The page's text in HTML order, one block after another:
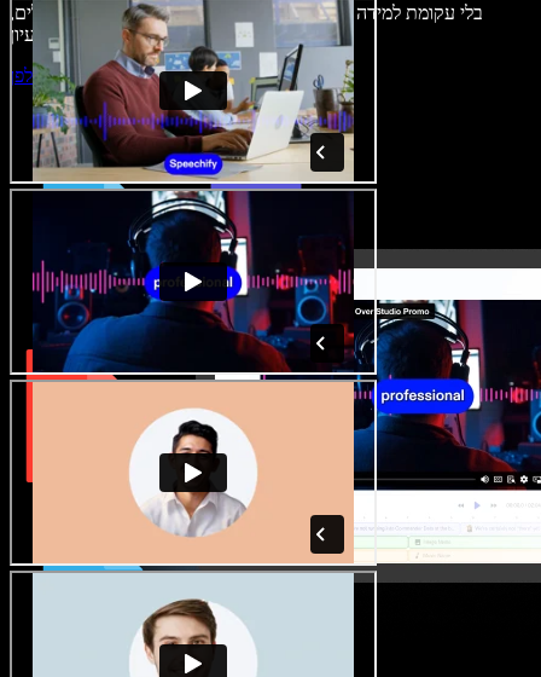
בלי עקומת למידה – הכול זמין בדפדפן. יוצרי תוכן כבר לא מוגבלים,
התחילו ליצור באולפן